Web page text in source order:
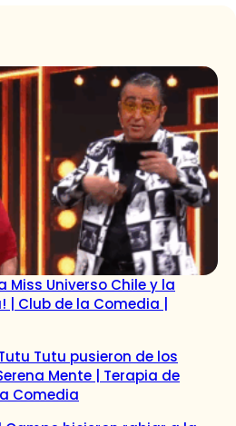
Miss Universo Chile y la
| Club de la Comedia |
Tutu pusieron de los
Mente | Terapia de
Comedia